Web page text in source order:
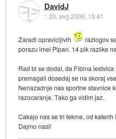
DavidJ
::20. avg 2006, 15:41
Zaradi opravicljivih
razlogov
porazu imel Pipan. 14 pik razlike
Rad bi se dodal, da Fibina
premagali dosedaj se na skoraj
Nenazadnje nas sportne stavnice
razocaranje. Tako ga vidim jaz.
Cakajo nas se tri tekme, od
Dajmo nasi!